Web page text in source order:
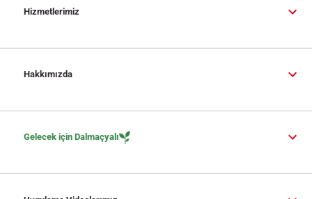
Hizmetlerimiz
Hakkımızda
Gelecek için Dalmaçyalı